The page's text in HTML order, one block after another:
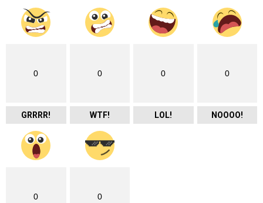
0
GRRRR!
0
WTF!
0
LOL!
0
NOOOO!
0 0